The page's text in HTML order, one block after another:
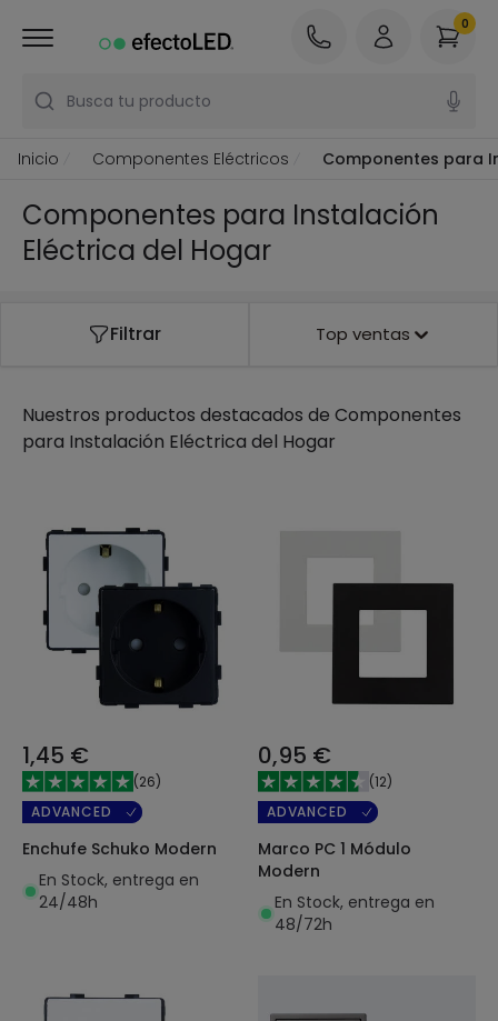
Busca tu producto
0
Inicio Componentes Eléctricos Componentes para
Componentes para Instalación
Eléctrica del Hogar
Filtrar Top ventas
Nuestros productos destacados de Componentes
para Instalación Eléctrica del Hogar
1,45 €
(26)
ADVANCED
Enchufe Schuko Modern
En Stock, entrega en
24/48h
0,95 €
(12)
ADVANCED
Marco PC 1 Módulo
Modern
En Stock, entrega en
48/72h